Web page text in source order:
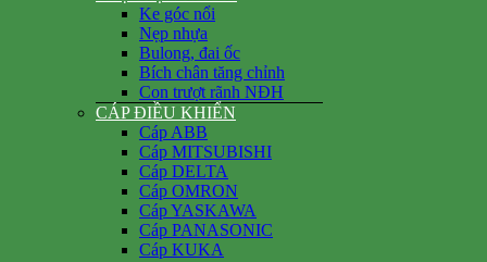
Ke góc nổi
Nẹp nhựa
Bulong, đai ốc
Bích chân tăng chỉnh
Con trượt rãnh NĐH
CÁP ĐIỀU KHIỂN
Cáp ABB
Cáp MITSUBISHI
Cáp DELTA
Cáp OMRON
Cáp YASKAWA
Cáp PANASONIC
Cáp KUKA